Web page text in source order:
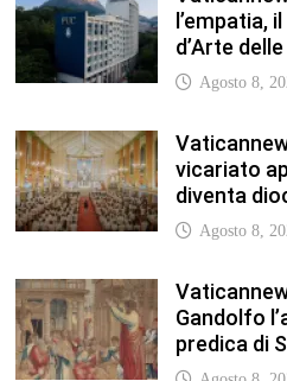
l’empatia,
d’Arte
Agosto 8,
vicariato
diventa
Agosto 8,
Gandolfo
predica di